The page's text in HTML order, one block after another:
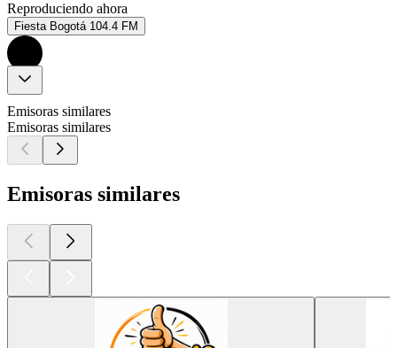
Reproduciendo ahora
Fiesta Bogotá 104.4 FM
Emisoras similares
Emisoras similares
Emisoras similares